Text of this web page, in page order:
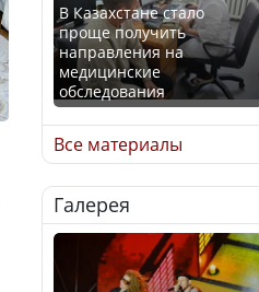
В Казахстане стало
проще получить
направления на
медицинские
обследования
Қазақстан Орталық Азия
елдері арасында әл-ауқат
индексінде көш бастады
Все материалы
Галерея